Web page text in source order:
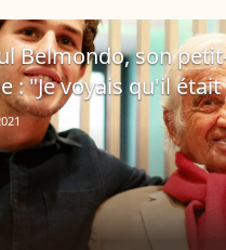
Belmondo, son
: "Je voyais qu'il